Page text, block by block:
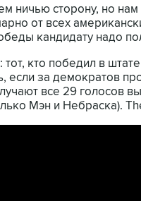
ничью сторону, но нам
от всех
кандидату надо
кто победил в
если за демократов
все 29 голосов
Мэн и Небраска).